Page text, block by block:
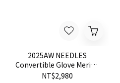
2025AW NEEDLES
Convertible Glove Merino
Wool 超保暖 羊毛 手套 2色
NT$2,980